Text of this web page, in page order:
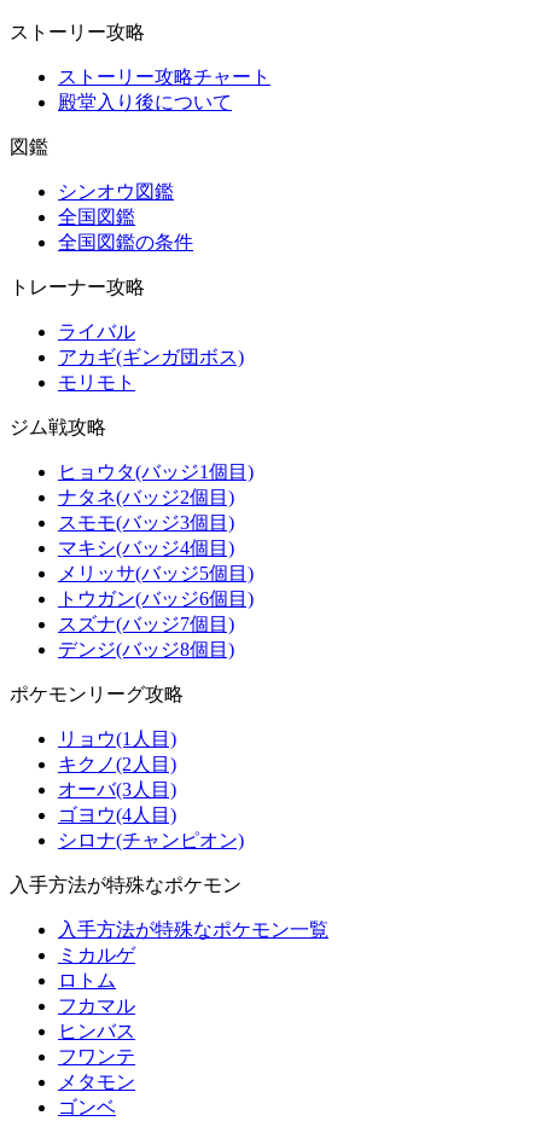
ストーリー攻略
ストーリー攻略チャート
殿堂入り後について
図鑑
シンオウ図鑑
全国図鑑
全国図鑑の条件
トレーナー攻略
ライバル
アカギ(ギンガ団ボス)
モリモト
ジム戦攻略
ヒョウタ(バッジ1個目)
ナタネ(バッジ2個目)
スモモ(バッジ3個目)
マキシ(バッジ4個目)
メリッサ(バッジ5個目)
トウガン(バッジ6個目)
スズナ(バッジ7個目)
デンジ(バッジ8個目)
ポケモンリーグ攻略
リョウ(1人目)
キクノ(2人目)
オーバ(3人目)
ゴヨウ(4人目)
シロナ(チャンピオン)
入手方法が特殊なポケモン
入手方法が特殊なポケモン一覧
ミカルゲ
ロトム
フカマル
ヒンバス
フワンテ
メタモン
ゴンベ